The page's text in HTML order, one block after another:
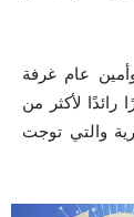
عام غرفة
رائدًا لأكثر من
والتي توجت